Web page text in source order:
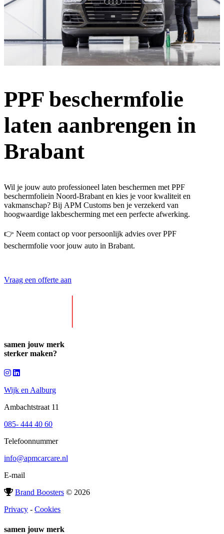
PPF beschermfolie
laten aanbrengen in
Brabant
Wil je jouw auto professioneel laten beschermen met PPF
beschermfoliein Noord-Brabant en kies je voor kwaliteit en
vakmanschap? Bij APM Customs ben je verzekerd van
hoogwaardige lakbescherming met een perfecte afwerking.
👉 Neem contact op voor persoonlijk advies over PPF
beschermfolie voor jouw auto in Brabant.
Vraag een offerte aan
samen jouw merk
sterker maken?
Wijk en Aalburg
Ambachtstraat 11
085- 444 40 60
Telefoonnummer
info@apmcarcare.nl
E-mail
Brand Boosters © 2026
Privacy - Cookies
samen jouw merk